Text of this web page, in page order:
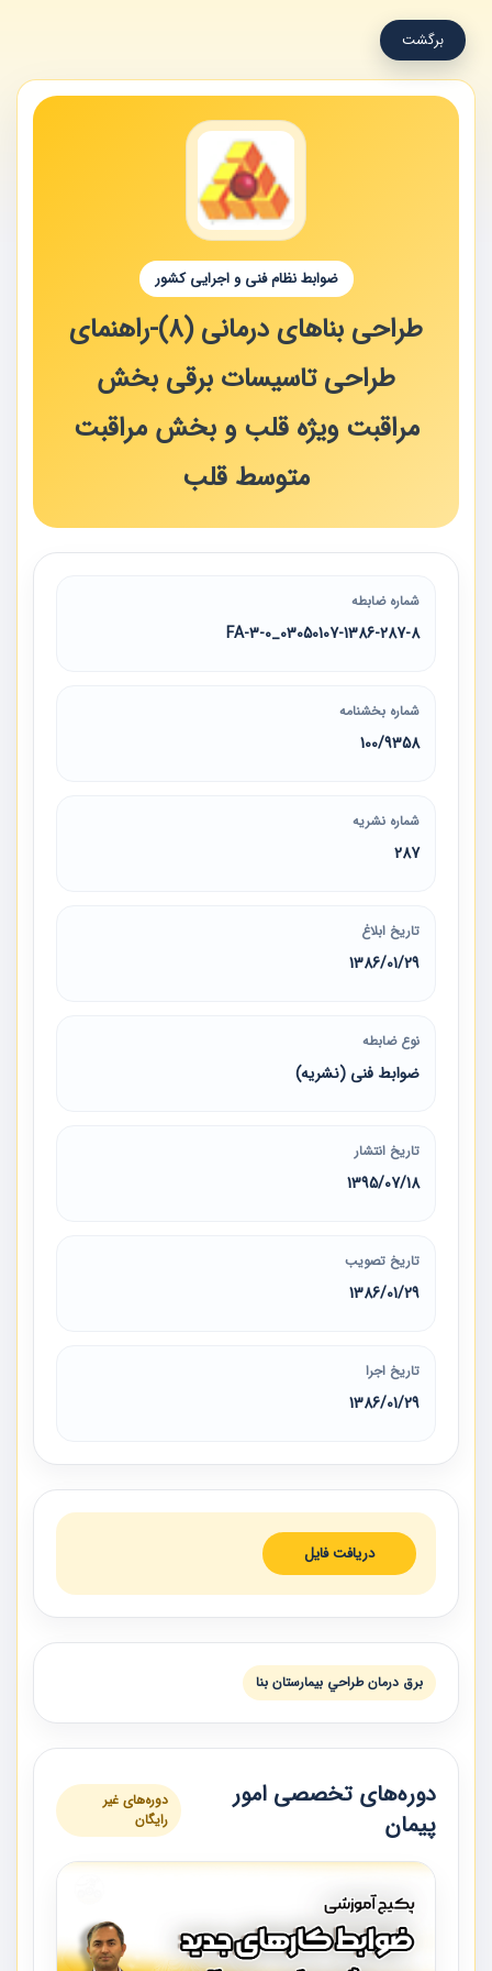
برگشت
ضوابط نظام فنی و اجرایی کشور
طراحی بناهای درمانی (8)-راهنمای
طراحی تاسیسات برقی بخش
مراقبت ویژه قلب و بخش مراقبت
متوسط قلب
شماره ضابطه
03050107-1386-287-8_3-0-FA
شماره بخشنامه
100/9358
شماره نشریه
287
تاریخ ابلاغ
1386/01/29
نوع ضابطه
ضوابط فنی (نشریه)
تاریخ انتشار
1395/07/18
تاریخ تصویب
1386/01/29
تاریخ اجرا
1386/01/29
دریافت فایل
برق درمان طراحي بيمارستان بنا
دوره‌های تخصصی امور
پیمان
دوره‌های غیر
رایگان